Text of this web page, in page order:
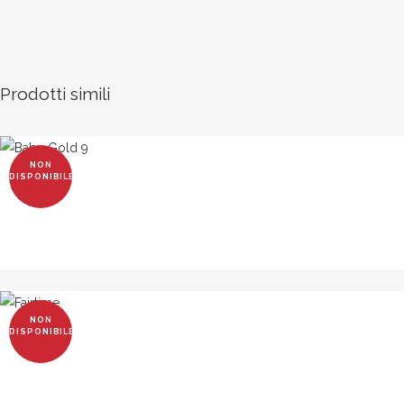
Prodotti simili
NON
DISPONIBILE
NON
DISPONIBILE